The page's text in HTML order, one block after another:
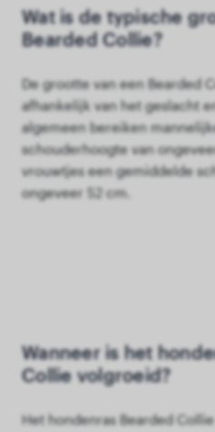
Wat is de typische
Bearded Collie?
De grootte van een Bearded
afhankelijk van het geslacht
algemeen bereiken
schouderhoogte van
vrouwtjes een gemiddelde
ongeveer 52 cm.
Wanneer is het
Collie volgroeid?
Het hondenras Bearded